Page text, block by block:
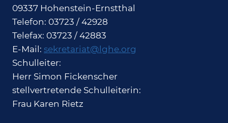
09337 Hohenstein-Ernstthal
Telefon: 03723 / 42928
Telefax: 03723 / 42883
E-Mail: sekretariat@lghe.org
Schulleiter:
Herr Simon Fickenscher
stellvertretende Schulleiterin:
Frau Karen Rietz